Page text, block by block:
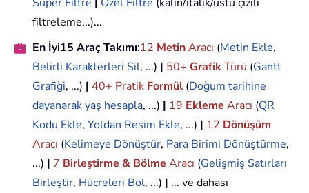
filtreleme...)...
En İyi15 Araç Takımı:12 MetinAracı (Metin Ekle,
Belirli Karakterleri Sil, ...) | 50+ GrafikTürü (Gantt
Grafiği, ...) | 40+ Pratik Formül (Doğum tarihine
dayanarak yaş hesapla, ...) | 19 Ekleme Aracı (QR
Kodu Ekle, Yoldan Resim Ekle, ...) | 12 Dönüşüm
Aracı (Kelimeye Dönüştür, Para Birimi Dönüştürme,
...) | 7 Birleştirme & Bölme Aracı (Gelişmiş Satırları
Birleştir, Hücreleri Böl, ...) | ... ve dahası